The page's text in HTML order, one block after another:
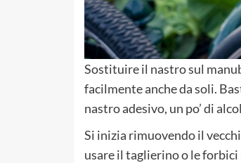
Sostituire il nastro sul
facilmente anche da soli.
nastro adesivo, un po’ di
Si inizia rimuovendo il
usare il taglierino o le